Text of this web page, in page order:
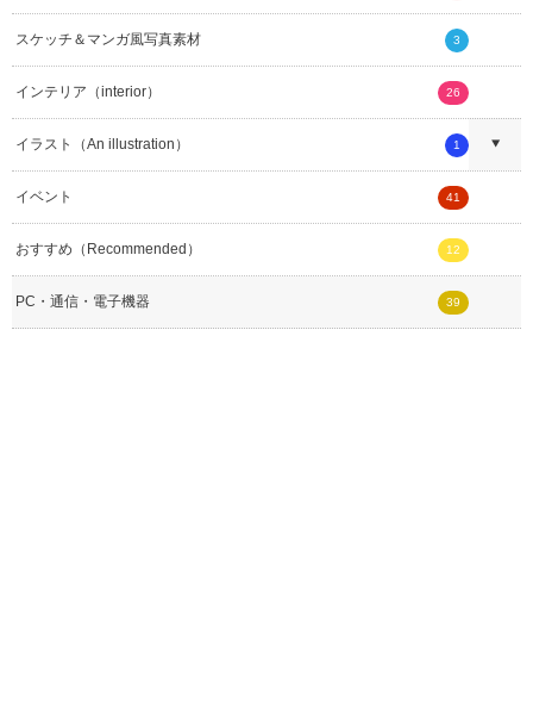
スケッチ＆マンガ風写真素材 3
インテリア（interior） 26
イラスト（An illustration） 1
イベント 41
おすすめ（Recommended） 12
PC・通信・電子機器 39